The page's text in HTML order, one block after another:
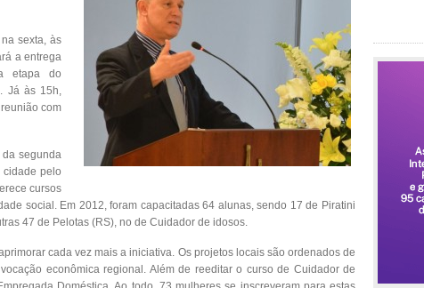
sexta, às
a entrega
etapa do
Já às 15h,
com
da segunda
pelo
cursos
social. Em 2012, foram capacitadas 64 alunas, sendo 17 de Piratini
47 de Pelotas (RS), no de Cuidador de idosos.
cada vez mais a iniciativa. Os projetos locais são ordenados de
econômica regional. Além de reeditar o curso de Cuidador de